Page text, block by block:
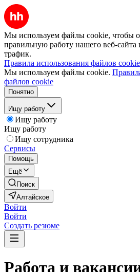
Мы используем файлы cookie, чтобы
правильную работу нашего веб-сайта
трафик.
Правила использования файлов cookie
Мы используем файлы cookie.
файлов cookie
Понятно
Ищу работу
Ищу работу
Ищу работу
Ищу сотрудника
Сервисы
Помощь
Ещё
Поиск
Алтайское
Войти
Войти
Создать резюме
Работа и